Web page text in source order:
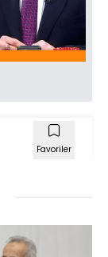
Favoriler